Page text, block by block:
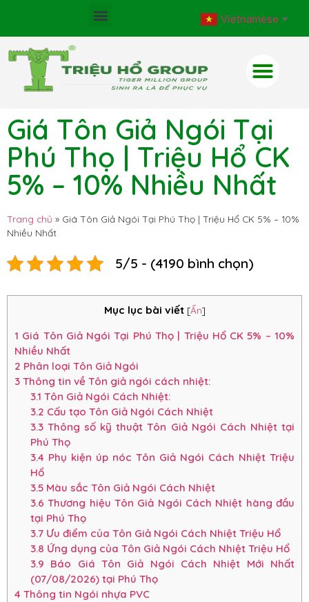
Vietnamese ▼
Giá Tôn Giả Ngói Tại
Phú Thọ | Triệu Hổ CK
5% – 10% Nhiều Nhất
Trang chủ » Giá Tôn Giả Ngói Tại Phú Thọ | Triệu Hổ CK 5% – 10%
Nhiều Nhất
5/5 - (4190 bình chọn)
Mục lục bài viết [Ẩn]
1 Giá Tôn Giả Ngói Tại Phú Thọ | Triệu Hổ CK 5% – 10%
Nhiều Nhất
2 Phân loại Tôn Giả Ngói
3 Thông tin về Tôn giả ngói cách nhiệt:
3.1 Tôn Giả Ngói Cách Nhiệt:
3.2 Cấu tạo Tôn Giả Ngói Cách Nhiệt
3.3Thông số kỹ thuật Tôn Giả Ngói Cách Nhiệt tại
Phú Thọ
3.4 Phụ kiện úp nóc Tôn Giả Ngói Cách Nhiệt Triệu
Hổ
3.5Màu sắc Tôn Giả Ngói Cách Nhiệt
3.6 Thương hiệu Tôn Giả Ngói Cách Nhiệt hàng đầu
tại Phú Thọ
3.7Ưu điểm của Tôn Giả Ngói Cách Nhiệt Triệu Hổ
3.8 Ứng dụng của Tôn Giả Ngói Cách Nhiệt Triệu Hổ
3.9 Báo Giá Tôn Giả Ngói Cách Nhiệt Mới Nhất
(07/08/2026) tại Phú Thọ
4 Thông tin Ngói nhựa PVC